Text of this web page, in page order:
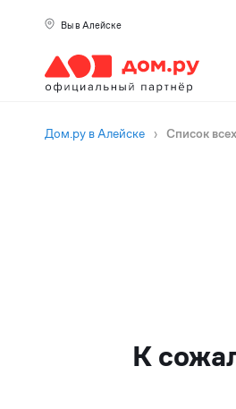
Вы в Алейске
Дом.ру в Алейске › Список
К